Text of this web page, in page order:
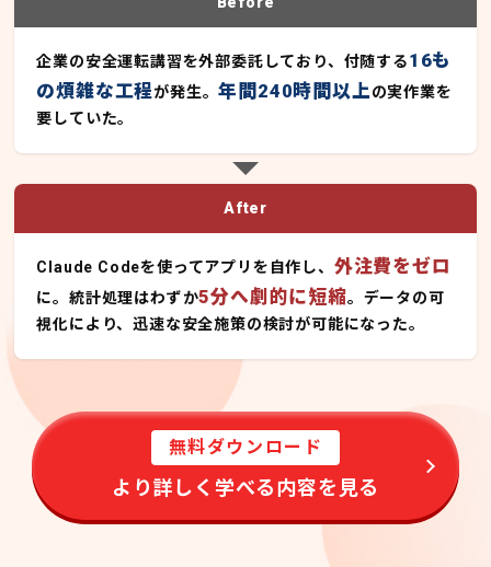
企業の安全運転講習を外部委託しており、付随する16も
の煩雑な工程が発生。年間240時間以上の実作業を
要していた。
After
Claude Codeを使ってアプリを自作し、 外注費をゼロ
に。統計処理はわずか5分へ劇的に短縮。データの可
視化により、迅速な安全施策の検討が可能になった。
無料ダウンロード
より詳しく学べる内容を見る